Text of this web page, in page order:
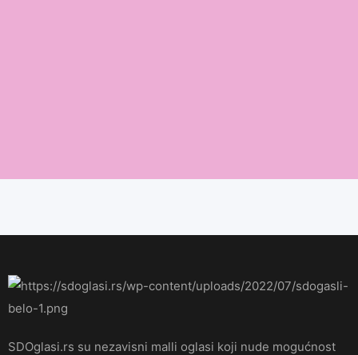
SDOglasi.rs su nezavisni malli oglasi koji nude mogućnost